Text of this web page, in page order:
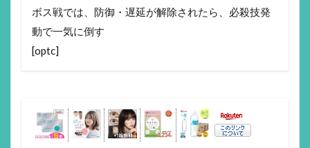
ボス戦では、防御・遅延が解除されたら、必殺技発
動で一気に倒す
[optc]